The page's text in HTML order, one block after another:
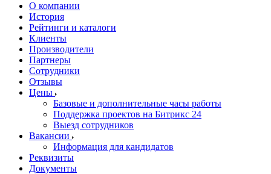
О компании
История
Рейтинги и каталоги
Клиенты
Производители
Партнеры
Сотрудники
Отзывы
Цены
Базовые и дополнительные часы работы
Поддержка проектов на Битрикс 24
Выезд сотрудников
Вакансии
Информация для кандидатов
Реквизиты
Документы